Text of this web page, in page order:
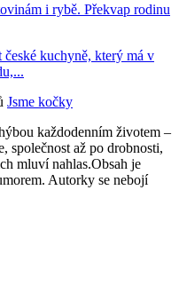
i rybě. Překvap rodinu
kuchyně, který má v
Jsme kočky
každodenním životem –
společnost až po drobnosti,
mluví nahlas.Obsah je
Autorky se nebojí